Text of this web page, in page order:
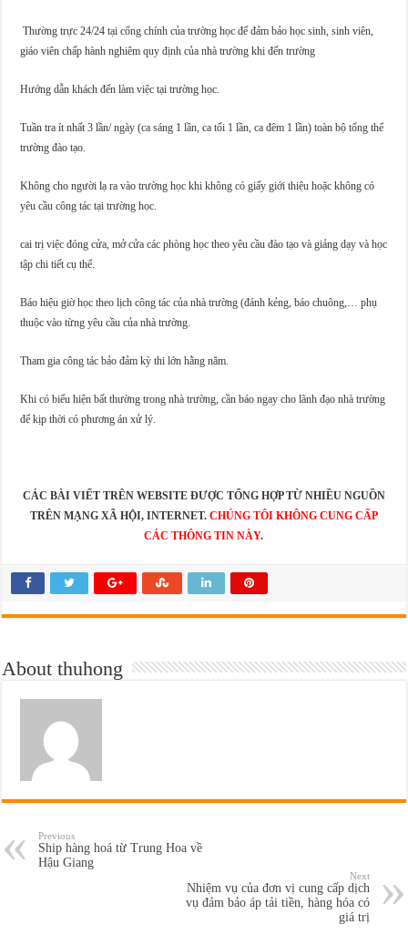
Thường trực 24/24 tại cổng chính của trường học để đảm bảo học sinh, sinh viên,
giáo viên chấp hành nghiêm quy định của nhà trường khi đến trường
Hướng dẫn khách đến làm việc tại trường học.
Tuần tra ít nhất 3 lần/ ngày (ca sáng 1 lần, ca tối 1 lần, ca đêm 1 lần) toàn bộ tổng thể
trường đào tạo.
Không cho người lạ ra vào trường học khi không có giấy giới thiệu hoặc không có
yêu cầu công tác tại trường học.
cai trị việc đóng cửa, mở cửa các phòng học theo yêu cầu đào tạo và giảng dạy và học
tập chi tiết cụ thể.
Báo hiệu giờ học theo lịch công tác của nhà trường (đánh kẻng, báo chuông,… phụ
thuộc vào từng yêu cầu của nhà trường.
Tham gia công tác bảo đảm kỳ thi lớn hằng năm.
Khi có biểu hiện bất thường trong nhà trường, cần báo ngay cho lãnh đạo nhà trường
để kịp thời có phương án xử lý.
CÁC BÀI VIẾT TRÊN WEBSITE ĐƯỢC TỔNG HỢP TỪ NHIỀU NGUỒN
TRÊN MẠNG XÃ HỘI, INTERNET. CHÚNG TÔI KHÔNG CUNG CẤP
CÁC THÔNG TIN NÀY.
About thuhong
Previous
Ship hàng hoá từ Trung Hoa về
Hậu Giang
Next
Nhiệm vụ của đơn vị cung cấp dịch
vụ đảm bảo áp tải tiền, hàng hóa có
giá trị